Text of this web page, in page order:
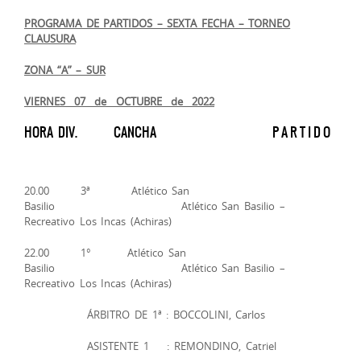
PROGRAMA DE PARTIDOS – SEXTA FECHA – TORNEO
CLAUSURA
ZONA “A” – SUR
VIERNES 07 de OCTUBRE de 2022
HORA DIV. CANCHA P A R T I D O
20.00 3ª Atlético San
Basilio Atlético San Basilio –
Recreativo Los Incas (Achiras)
22.00 1° Atlético San
Basilio Atlético San Basilio –
Recreativo Los Incas (Achiras)
ÁRBITRO DE 1ª : BOCCOLINI, Carlos
ASISTENTE 1 : REMONDINO, Catriel